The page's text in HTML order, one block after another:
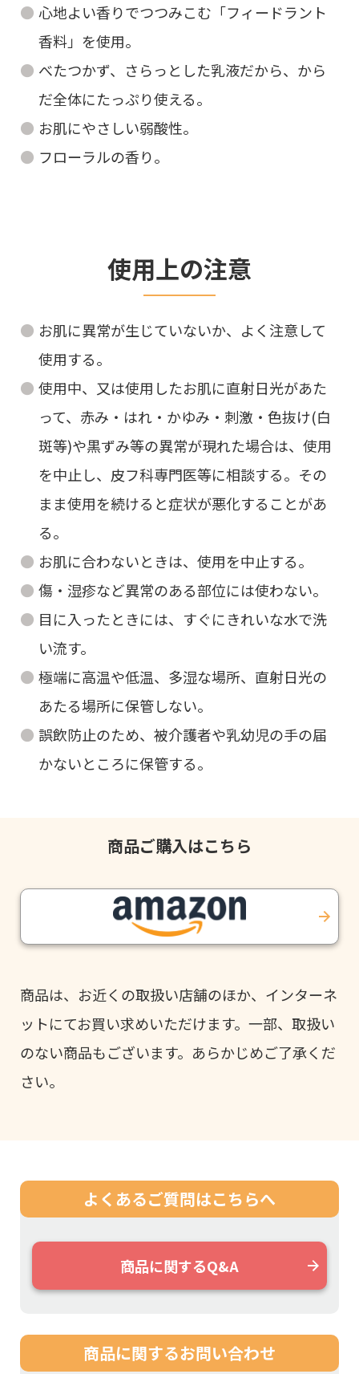
心地よい香りでつつみこむ「フィードラント
香料」を使用。
べたつかず、さらっとした乳液だから、から
だ全体にたっぷり使える。
お肌にやさしい弱酸性。
フローラルの香り。
使用上の注意
お肌に異常が生じていないか、よく注意して
使用する。
使用中、又は使用したお肌に直射日光があた
って、赤み・はれ・かゆみ・刺激・色抜け(白
斑等)や黒ずみ等の異常が現れた場合は、使用
を中止し、皮フ科専門医等に相談する。その
まま使用を続けると症状が悪化することがあ
る。
お肌に合わないときは、使用を中止する。
傷・湿疹など異常のある部位には使わない。
目に入ったときには、すぐにきれいな水で洗
い流す。
極端に高温や低温、多湿な場所、直射日光の
あたる場所に保管しない。
誤飲防止のため、被介護者や乳幼児の手の届
かないところに保管する。
商品ご購入はこちら
商品は、お近くの取扱い店舗のほか、インターネ
ットにてお買い求めいただけます。一部、取扱い
のない商品もございます。あらかじめご了承くだ
さい。
よくあるご質問はこちらへ
商品に関するQ&A
商品に関するお問い合わせ